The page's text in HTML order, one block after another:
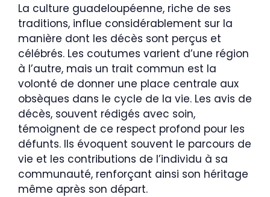
La culture guadeloupéenne, riche de ses
traditions, influe considérablement sur la
manière dont les décès sont perçus et
célébrés. Les coutumes varient d’une région
à l’autre, mais un trait commun est la
volonté de donner une place centrale aux
obsèques dans le cycle de la vie. Les avis de
décès, souvent rédigés avec soin,
témoignent de ce respect profond pour les
défunts. Ils évoquent souvent le parcours de
vie et les contributions de l’individu à sa
communauté, renforçant ainsi son héritage
même après son départ.